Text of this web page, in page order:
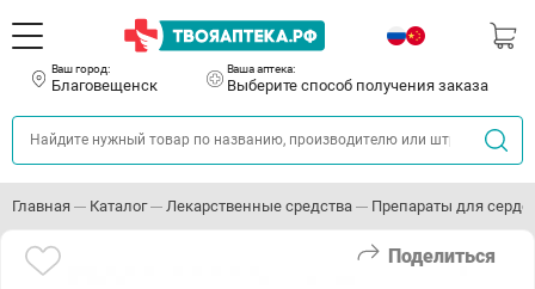
Ваш город:
Благовещенск
Ваша аптека:
Выберите способ получения заказа
Главная Каталог Лекарственные средства Препараты для
Поделиться